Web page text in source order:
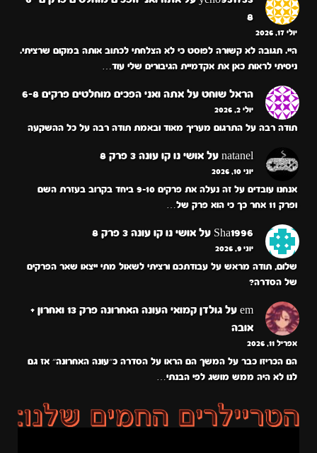
8
יולי 17, 2026
היי. תגובה לא קשורה לפוסט כי לא הצלחתי לכתוב אותה במקום שרציתי.
ניסיתי לראות כאן את אקדמיית הגיבורים שלי עוד…
הראל שוחט על אתה ואני הפכים מוחלטים פרקים 6-8
יולי 2, 2026
תודה רבה על התרגום מעריך מאוד ובאמת תודה רבה על כל ההשקעה
natanel על אושי נו קו עונה 3 פרק 8
יוני 10, 2026
אנחנו עובדים על זה נעלה את פרקים 9-10 ביחד בקרוב בעזרת השם
ופרק 11 אחר כך כי הוא פרק של…
Sha1996 על אושי נו קו עונה 3 פרק 8
יוני 9, 2026
שלום, תודה מראש על עבודתכם ורציתי לשאול מתי ייצאו שאר הפרקים
של הסדרה?
em על
גולדן קמואי העונה האחרונה פרק 13 ואחרון +
אובה
אפריל 11, 2026
הם הכריזו כבר על המשך הם הראו על הסדרה כ״עונה האחרונה״ אז גם
לנו לא היה ממש מושג לפי הבנתי…